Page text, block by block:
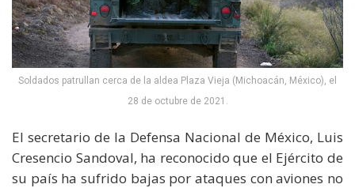
Soldados patrullan cerca de la aldea Plaza Vieja (Michoacán, México), el
28 de octubre de 2021.
El secretario de la Defensa Nacional de México, Luis
Cresencio Sandoval, ha reconocido que el Ejército de
su país ha sufrido bajas por ataques con aviones no